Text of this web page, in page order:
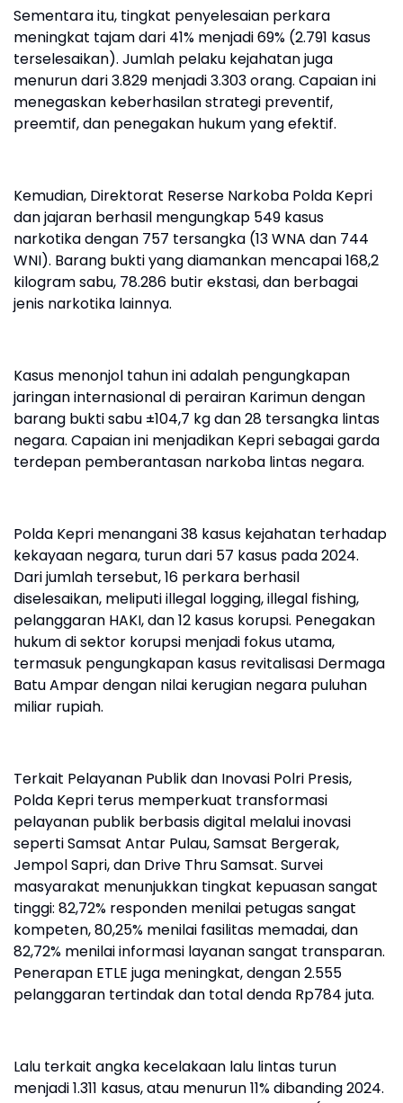
Sementara itu, tingkat penyelesaian perkara
meningkat tajam dari 41% menjadi 69% (2.791 kasus
terselesaikan). Jumlah pelaku kejahatan juga
menurun dari 3.829 menjadi 3.303 orang. Capaian ini
menegaskan keberhasilan strategi preventif,
preemtif, dan penegakan hukum yang efektif.
Kemudian, Direktorat Reserse Narkoba Polda Kepri
dan jajaran berhasil mengungkap 549 kasus
narkotika dengan 757 tersangka (13 WNA dan 744
WNI). Barang bukti yang diamankan mencapai 168,2
kilogram sabu, 78.286 butir ekstasi, dan berbagai
jenis narkotika lainnya.
Kasus menonjol tahun ini adalah pengungkapan
jaringan internasional di perairan Karimun dengan
barang bukti sabu ±104,7 kg dan 28 tersangka lintas
negara. Capaian ini menjadikan Kepri sebagai garda
terdepan pemberantasan narkoba lintas negara.
Polda Kepri menangani 38 kasus kejahatan terhadap
kekayaan negara, turun dari 57 kasus pada 2024.
Dari jumlah tersebut, 16 perkara berhasil
diselesaikan, meliputi illegal logging, illegal fishing,
pelanggaran HAKI, dan 12 kasus korupsi. Penegakan
hukum di sektor korupsi menjadi fokus utama,
termasuk pengungkapan kasus revitalisasi Dermaga
Batu Ampar dengan nilai kerugian negara puluhan
miliar rupiah.
Terkait Pelayanan Publik dan Inovasi Polri Presis,
Polda Kepri terus memperkuat transformasi
pelayanan publik berbasis digital melalui inovasi
seperti Samsat Antar Pulau, Samsat Bergerak,
Jempol Sapri, dan Drive Thru Samsat. Survei
masyarakat menunjukkan tingkat kepuasan sangat
tinggi: 82,72% responden menilai petugas sangat
kompeten, 80,25% menilai fasilitas memadai, dan
82,72% menilai informasi layanan sangat transparan.
Penerapan ETLE juga meningkat, dengan 2.555
pelanggaran tertindak dan total denda Rp784 juta.
Lalu terkait angka kecelakaan lalu lintas turun
menjadi 1.311 kasus, atau menurun 11% dibanding 2024.